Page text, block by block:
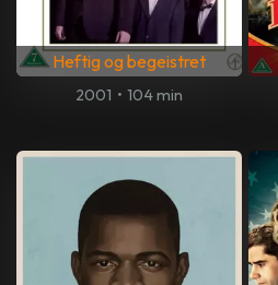
Heftig og begeistret
2001 • 104 min